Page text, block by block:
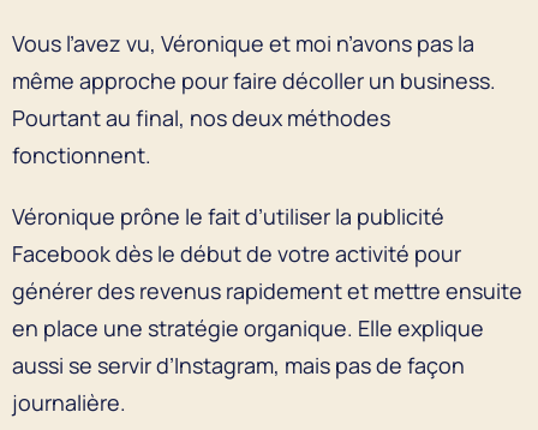
Vous l’avez vu, Véronique et moi n’avons pas la
même approche pour faire décoller un business.
Pourtant au final, nos deux méthodes
fonctionnent.
Véronique prône le fait d’utiliser la publicité
Facebook dès le début de votre activité pour
générer des revenus rapidement et mettre ensuite
en place une stratégie organique. Elle explique
aussi se servir d’Instagram, mais pas de façon
journalière.